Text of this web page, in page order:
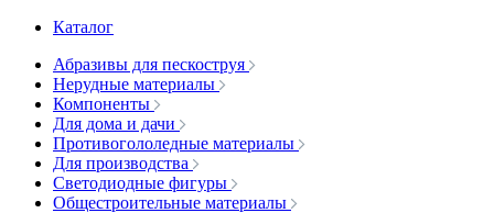
Каталог
Абразивы для пескоструя
Нерудные материалы
Компоненты
Для дома и дачи
Противогололедные материалы
Для производства
Светодиодные фигуры
Общестроительные материалы